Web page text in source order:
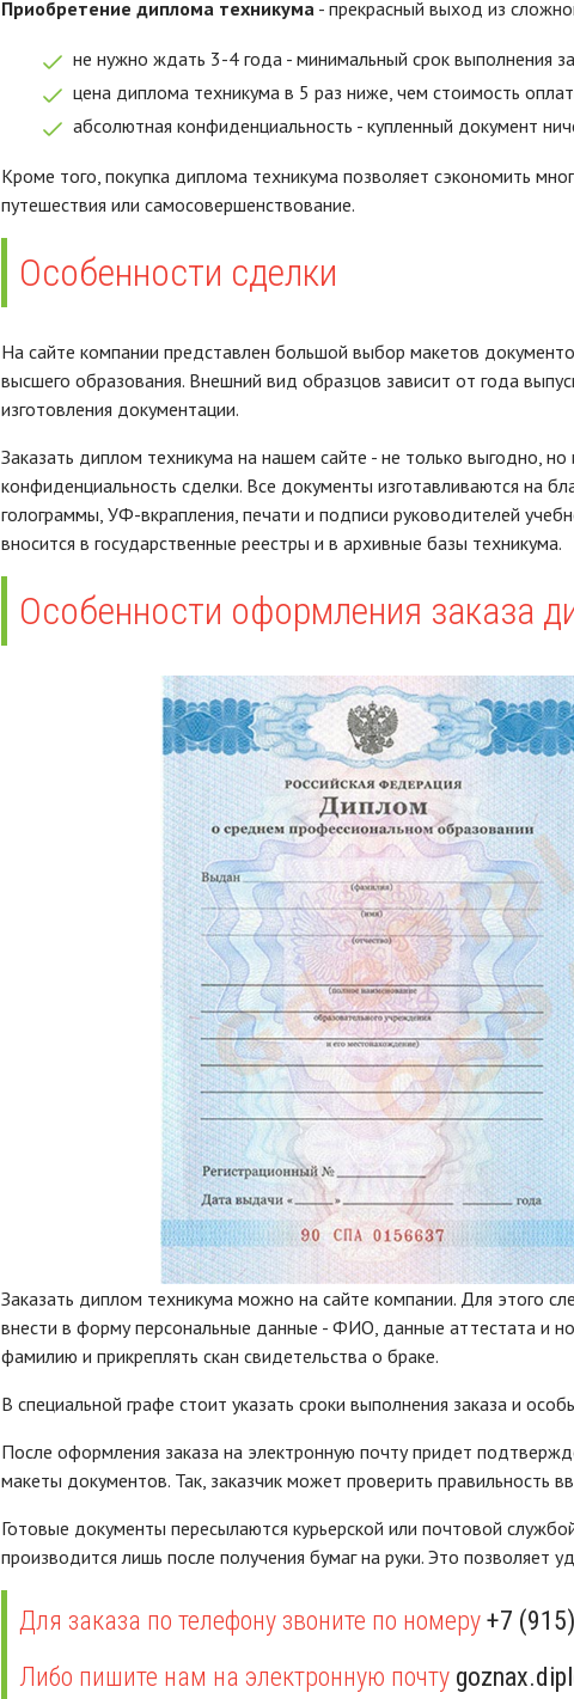
Приобретение диплома техникума- прекрасный выход из
не нужно ждать 3-4 года - минимальный срок выполнения
цена диплома техникума в 5 раз ниже, чем стоимость
абсолютная конфиденциальность - купленный документ
Кроме того, покупка диплома техникума позволяет сэкономить
путешествия или самосовершенствование.
Особенности сделки
На сайте компании представлен большой выбор макетов
высшего образования. Внешний вид образцов зависит от года
изготовления документации.
Заказать диплом техникума на нашем сайте - не только выгодно,
конфиденциальность сделки. Все документы изготавливаются на
голограммы, УФ-вкрапления, печати и подписи руководителей
вносится в государственные реестры и в архивные базы техникума.
Особенности оформления заказа
Заказать диплом техникума можно на сайте компании. Для этого
внести в форму персональные данные - ФИО, данные аттестата и
фамилию и прикреплять скан свидетельства о браке.
В специальной графе стоит указать сроки выполнения заказа и
После оформления заказа на электронную почту придет
макеты документов. Так, заказчик может проверить правильность
Готовые документы пересылаются курьерской или почтовой
производится лишь после получения бумаг на руки. Это позволяет
Для заказа по телефону звоните по номеру +7
Либо пишите нам на электронную почту